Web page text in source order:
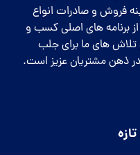
فروش و صادرات انواع
برنامه های اصلی کسب و
تلاش های ما برای جلب
ذهن مشتریان عزیز است.